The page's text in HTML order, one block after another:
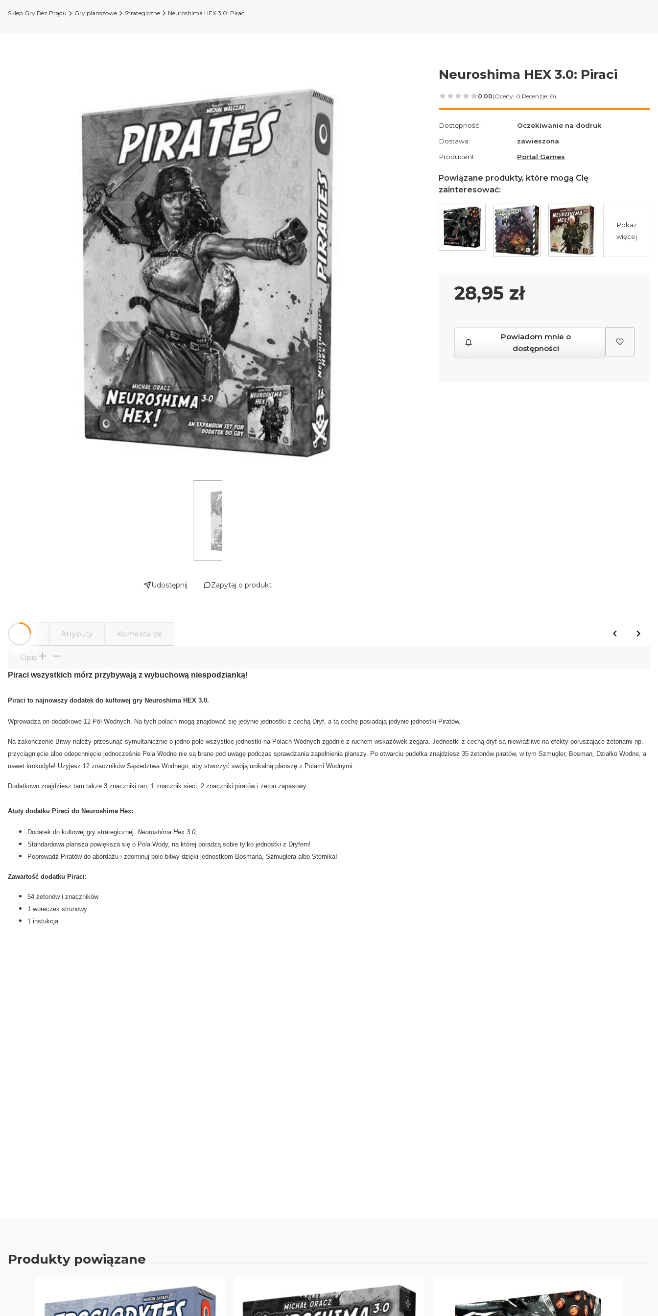
Sklep Gry Bez Prądu Gry planszowe Strategiczne Neuroshima HEX 3.0: Piraci
Udostępnij Zapytaj o produkt
Neuroshima HEX 3.0: Piraci
0.00(Oceny: 0 Recenzje: 0)
Przejdź do sekcji Opinie
Dostępność:
Oczekiwanie na dodruk
Dostawa:
zawieszona
Producent:
Portal Games
Powiązane produkty, które mogą Cię
zainteresować:
Pokaż
więcej
Cena
28,95 zł
Powiadom mnie o
dostępności
Opis Atrybuty Komentarze
Opis
Piraci wszystkich mórz przybywają z wybuchową niespodzianką!
Piraci to najnowszy dodatek do kultowej gry Neuroshima HEX 3.0.
Wprowadza on dodatkowe 12 Pól Wodnych. Na tych polach mogą znajdować się jedynie jednostki z cechą Dryf, a tą cechę posiadają jedynie jednostki Piratów.
Na zakończenie Bitwy należy przesunąć symultanicznie o jedno pole wszystkie jednostki na Polach Wodnych zgodnie z ruchem wskazówek zegara. Jednostki z cechą dryf są niewrażliwe na efekty poruszające żetonami np.
przyciągnięcie albo odepchnięcie jednocześnie Pola Wodne nie są brane pod uwagę podczas sprawdzania zapełnienia planszy. Po otwarciu pudełka znajdziesz 35 żetonów piratów, w tym Szmugler, Bosman, Działko Wodne, a
nawet krokodyle! Użyjesz 12 znaczników Sąsiedztwa Wodnego, aby stworzyć swoją unikalną planszę z Polami Wodnymi.
Dodatkowo znajdziesz tam także 3 znaczniki ran, 1 znacznik sieci, 2 znaczniki piratów i żeton zapasowy
Atuty dodatku Piraci do Neuroshima Hex:
Dodatek do kultowej gry strategicznej Neuroshima Hex 3.0;
Standardowa plansza powiększa się o Pola Wody, na której poradzą sobie tylko jednostki z Dryfem!
Poprowadź Piratów do abordażu i zdominuj pole bitwy dzięki jednostkom Bosmana, Szmuglera albo Sternika!
Zawartość dodatku Piraci:
54 żetonów i znaczników
1 woreczek strunowy
1 instukcja
Produkty powiązane